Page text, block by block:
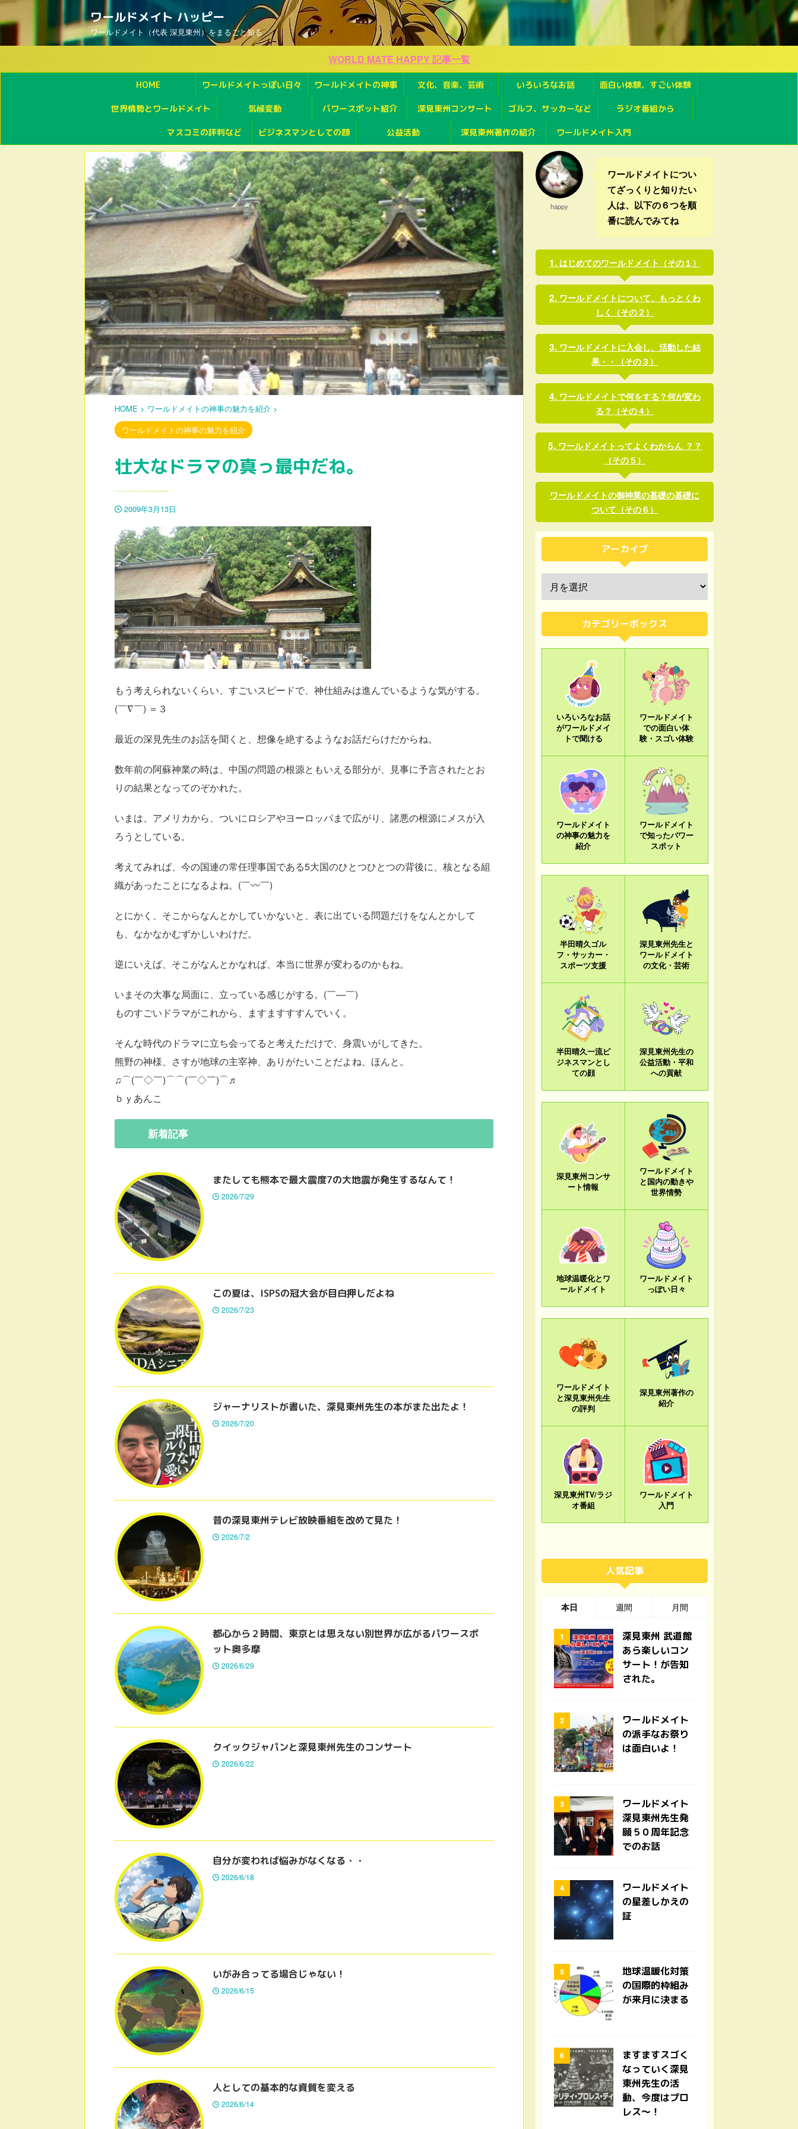
ワールドメイト ハッピー
ワールドメイト（代表 深見東州）をまるごと知る
WORLD MATE HAPPY 記事一覧
HOME ワールドメイトっぽい日々 ワールドメイトの神事 文化、音楽、芸術 いろいろなお話 面白い体験、すごい体験
世界情勢とワールドメイト 気候変動 パワースポット紹介 深見東州コンサート ゴルフ、サッカーなど ラジオ番組から
マスコミの評判など ビジネスマンとしての顔 公益活動 深見東州著作の紹介 ワールドメイト入門
HOME > ワールドメイトの神事の魅力を紹介 >
ワールドメイトの神事の魅力を紹介
壮大なドラマの真っ最中だね。
2009年3月13日
もう考えられないくらい、すごいスピードで、神仕組みは進んでいるような気がする。
(￣∇￣) ＝３
最近の深見先生のお話を聞くと、想像を絶するようなお話だらけだからね。
数年前の阿蘇神業の時は、中国の問題の根源ともいえる部分が、見事に予言されたとお
りの結果となってのぞかれた。
いまは、アメリカから、ついにロシアやヨーロッパまで広がり、諸悪の根源にメスが入
ろうとしている。
考えてみれば、今の国連の常任理事国である5大国のひとつひとつの背後に、核となる組
織があったことになるよね。(￣〰￣)
とにかく、そこからなんとかしていかないと、表に出ている問題だけをなんとかして
も、なかなかむずかしいわけだ。
逆にいえば、そこがなんとかなれば、本当に世界が変わるのかもね。
いまその大事な局面に、立っている感じがする。(￣—￣)
ものすごいドラマがこれから、ますますすすんでいく。
そんな時代のドラマに立ち会ってると考えただけで、身震いがしてきた。
熊野の神様、さすが地球の主宰神、ありがたいことだよね、ほんと。
♫⌒(￣◇￣)⌒⌒(￣◇￣)⌒♬
ｂｙあんこ
新着記事
またしても熊本で最大震度7の大地震が発生するなんて！
2026/7/29
この夏は、ISPSの冠大会が目白押しだよね
2026/7/23
ジャーナリストが書いた、深見東州先生の本がまた出たよ！
2026/7/20
昔の深見東州テレビ放映番組を改めて見た！
2026/7/2
都心から２時間、東京とは思えない別世界が広がるパワースポ
ット奥多摩
2026/6/29
クイックジャパンと深見東州先生のコンサート
2026/6/22
自分が変われば悩みがなくなる・・
2026/6/18
いがみ合ってる場合じゃない！
2026/6/15
人としての基本的な資質を変える
2026/6/14
happy
ワールドメイトについ
てざっくりと知りたい
人は、以下の６つを順
番に読んでみてね
はじめてのワールドメイト（その１）
ワールドメイトについて、もっとくわ
しく（その２）
ワールドメイトに入会し、活動した結
果・・（その３）
ワールドメイトで何をする？何が変わ
る？（その４）
ワールドメイトってよくわからん ？？
（その５）
ワールドメイトの御神業の基礎の基礎に
ついて（その６）
アーカイブ
カテゴリーボックス
いろいろなお話
がワールドメイ
トで聞ける
ワールドメイト
での面白い体
験・スゴい体験
ワールドメイト
の神事の魅力を
紹介
ワールドメイト
で知ったパワー
スポット
半田晴久ゴル
フ・サッカー・
スポーツ支援
深見東州先生と
ワールドメイト
の文化・芸術
半田晴久一流ビ
ジネスマンとし
ての顔
深見東州先生の
公益活動・平和
への貢献
深見東州コンサ
ート情報
ワールドメイト
と国内の動きや
世界情勢
地球温暖化とワ
ールドメイト
ワールドメイト
っぽい日々
ワールドメイト
と深見東州先生
の評判
深見東州著作の
紹介
深見東州TV/ラジ
オ番組
ワールドメイト
入門
人気記事
本日 週間 月間
深見東州 武道館
あら楽しいコン
サート！が告知
された。
ワールドメイト
の派手なお祭り
は面白いよ！
ワールドメイト
深見東州先生発
願５０周年記念
でのお話
ワールドメイト
の星差しかえの
証
地球温暖化対策
の国際的枠組み
が来月に決まる
ますますスゴく
なっていく深見
東州先生の活
動、今度はプロ
レス〜！